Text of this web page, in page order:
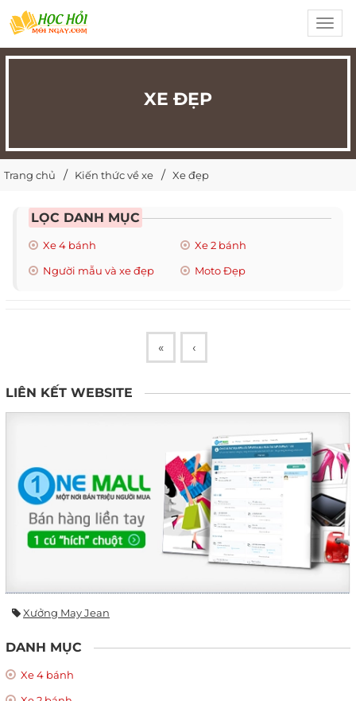
XE ĐẸP
Trang chủ Kiến thức về xe Xe đẹp
LỌC DANH MỤC
Xe 4 bánh
Xe 2 bánh
Người mẫu và xe đẹp
Moto Đẹp
« ‹
LIÊN KẾT WEBSITE
Xưởng May Jean
DANH MỤC
Xe 4 bánh